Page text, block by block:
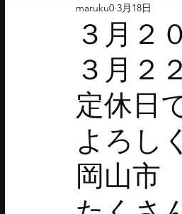
３月２
３
定
よろ
岡
maruku0 3月18日